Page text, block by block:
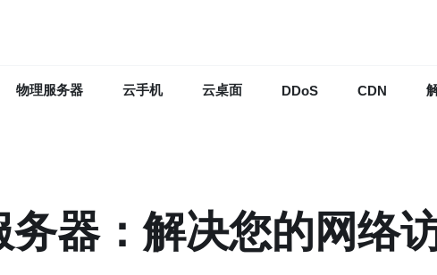
物理服务器 云手机 云桌面 DDoS CDN
器：解决您的网络